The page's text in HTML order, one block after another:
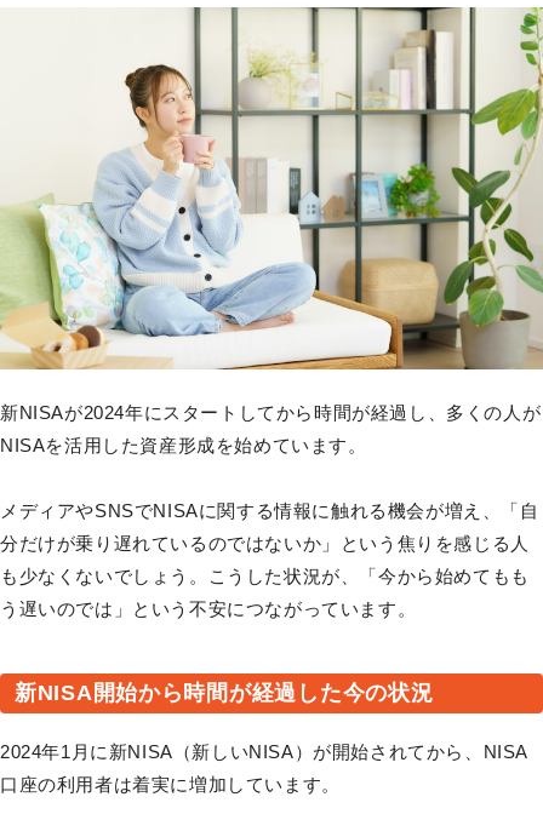
新NISAが2024年にスタートしてから時間が経過し、多くの人が
NISAを活用した資産形成を始めています。
メディアやSNSでNISAに関する情報に触れる機会が増え、「自
分だけが乗り遅れているのではないか」という焦りを感じる人
も少なくないでしょう。こうした状況が、「今から始めてもも
う遅いのでは」という不安につながっています。
新NISA開始から時間が経過した今の状況
2024年1月に新NISA（新しいNISA）が開始されてから、NISA
口座の利用者は着実に増加しています。